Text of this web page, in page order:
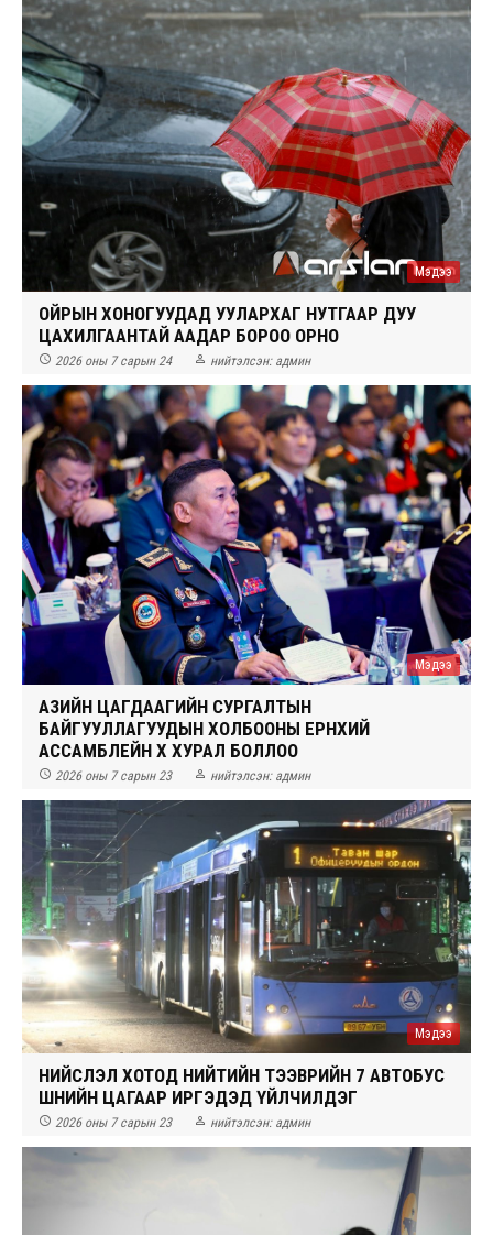
Мэдээ
ОЙРЫН ХОНОГУУДАД УУЛАРХАГ НУТГААР ДУУ
ЦАХИЛГААНТАЙ ААДАР БОРОО ОРНО
 2026 оны 7 сарын 24  нийтэлсэн: админ
Мэдээ
АЗИЙН ЦАГДААГИЙН СУРГАЛТЫН
БАЙГУУЛЛАГУУДЫН ХОЛБООНЫ ЕРӨНХИЙ
АССАМБЛЕЙН X ХУРАЛ БОЛЛОО
 2026 оны 7 сарын 23  нийтэлсэн: админ
Мэдээ
НИЙСЛЭЛ ХОТОД НИЙТИЙН ТЭЭВРИЙН 7 АВТОБУС
ШӨНИЙН ЦАГААР ИРГЭДЭД ҮЙЛЧИЛДЭГ
 2026 оны 7 сарын 23  нийтэлсэн: админ